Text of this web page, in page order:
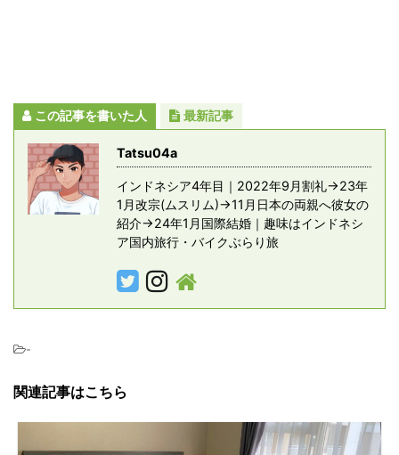
この記事を書いた人 最新記事
Tatsu04a
インドネシア4年目｜2022年9月割礼→23年
1月改宗(ムスリム)→11月日本の両親へ彼女の
紹介→24年1月国際結婚｜趣味はインドネシ
ア国内旅行・バイクぶらり旅
-
関連記事はこちら